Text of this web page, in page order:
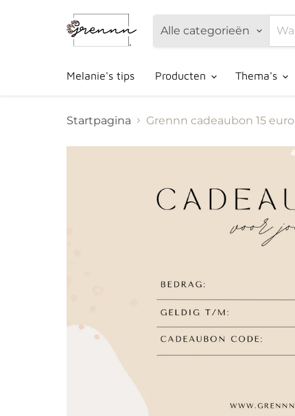
Alle categorieën
Melanie's tips Producten Thema's
Startpagina Grennn cadeaubon 15 euro